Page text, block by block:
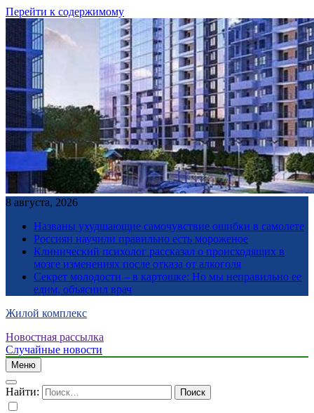
Перейти к содержимому
8 августа, 2026
Названы ухудшающие самочувствие ошибки в самолете
Россиян научили правильно есть мороженое
Клинический психолог рассказал о происходящих в
мозге изменениях после отказа от алкоголя
Секрет молодости – в картошке: Но мы неправильно ее
едим, объяснил врач
Жилой комплекс
Новостная рассылка
Случайные новости
Меню
Найти: